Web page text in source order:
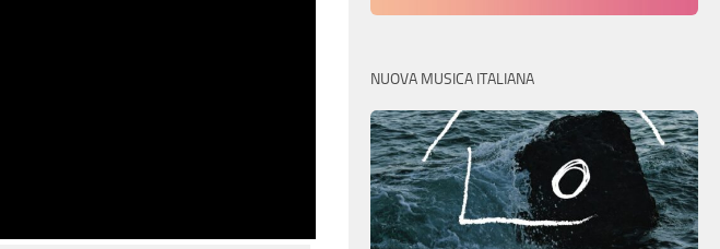
NUOVA MUSICA ITALIANA